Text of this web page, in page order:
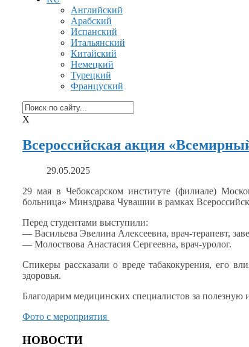
Английский
Арабский
Испанский
Итальянский
Китайский
Немецкий
Турецкий
Француский
X
Всероссийская акция
29.05.2025
29 мая в Чебоксарскоминституте (филиале)
больница» Минздрава Чувашии в рамках
Перед студентами выступили:
— Васильева Эвелина Алексеевна, врач-терапевт,
— Молоствова Анастасия Сергеевна, врач-уролог.
Спикеры рассказалио вредетабакокурения, его
здоровья.
Благодарим медицинских специалистов за полезную
Фото с мероприятия
НОВОСТИ